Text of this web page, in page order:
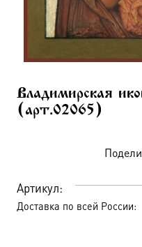
Владимирская
(арт.02065)
Артикул:
Доставка по всей России: